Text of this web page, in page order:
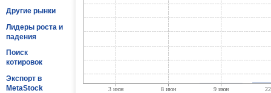
Другие рынки
Лидеры роста и
падения
Поиск
котировок
Экспорт в
MetaStock